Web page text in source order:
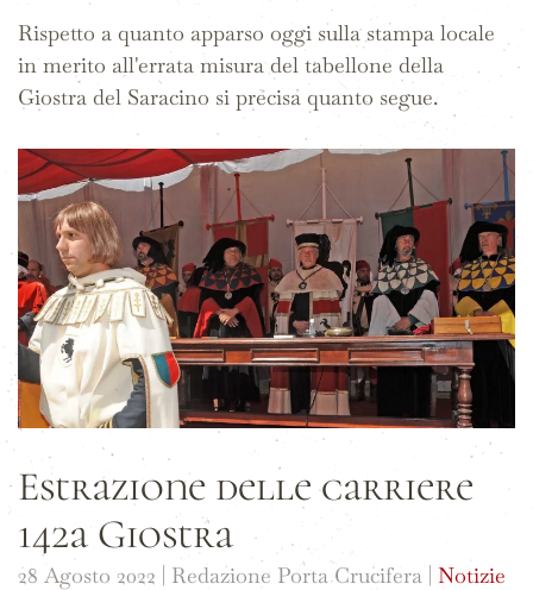
Rispetto a quanto apparso oggi sulla stampa locale
in merito all'errata misura del tabellone della
Giostra del Saracino si precisa quanto segue.
Estrazione delle carriere
142a Giostra
28 Agosto 2022 | Redazione Porta Crucifera | Notizie